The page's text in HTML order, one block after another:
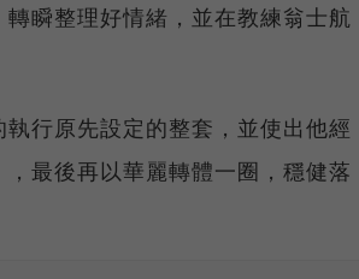
瞬整理好情緒，並在教練翁士航
行原先設定的整套，並使出他經
最後再以華麗轉體一圈，穩健落